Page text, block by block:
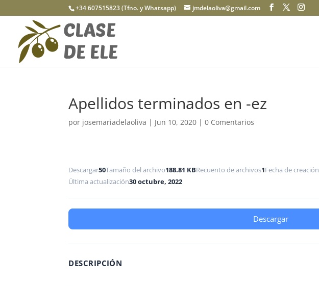
+34 607515823 (Tfno. y Whatsapp) jmdelaoliva@gmail.com
Apellidos terminados en -ez
por josemariadelaoliva | Jun 10, 2020 |0 Comentarios
Descargar50Tamaño del archivo188.81 KBRecuento de archivos1Fecha de creación
Última actualización30 octubre, 2022
Descargar
DESCRIPCIÓN